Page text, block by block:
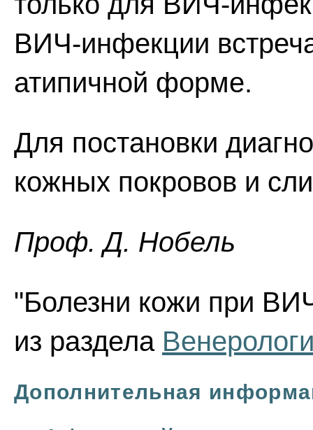
ВИЧ-инфекции
атипичной форме.
Для постановки
кожных покровов и
Проф. Д. Нобель
"Болезни кожи при
из раздела
Дополнительная